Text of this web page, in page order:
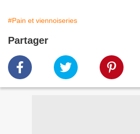
#Pain et viennoiseries
Partager